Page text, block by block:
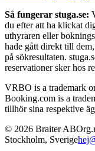
Så fungerar stuga.se:
du efter att ha klickat
uthyraren eller
hade gått direkt till
på sökresultaten.
reservationer sker hos
VRBO is a trademark
Booking.com is a
tillhör sina respektive
© 2026 Braiter AB
Stockholm, Sverige